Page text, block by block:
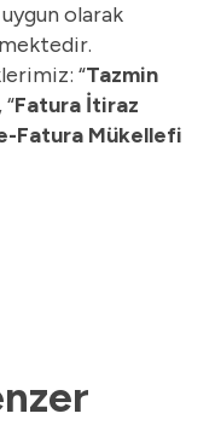
olarak
“Tazmin
“Fatura İtiraz
Fatura Mükellefi